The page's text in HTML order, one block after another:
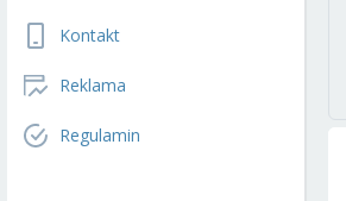
Kontakt
Reklama
Regulamin